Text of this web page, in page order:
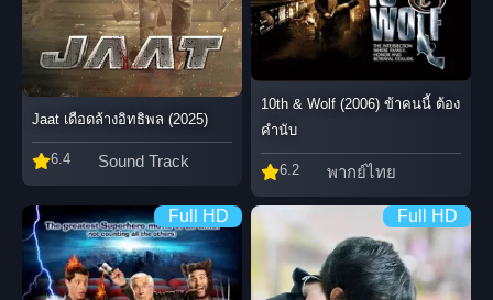
Jaat เดือดล้างอิทธิพล (2025)
6.4 Sound Track
10th & Wolf (2006) ข้าคนนี้ ต้อง
คำนับ
6.2 พากย์ไทย
Full HD Full HD